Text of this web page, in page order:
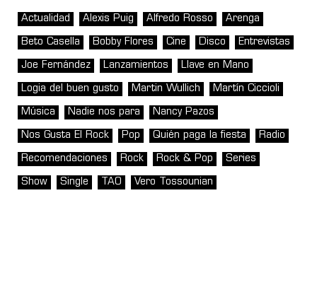
Actualidad Alexis Puig Alfredo Rosso Arenga
Beto Casella Bobby Flores Cine Disco Entrevistas
Joe Fernández Lanzamientos Llave en Mano
Logia del buen gusto Martin Wullich Martín Ciccioli
Música Nadie nos para Nancy Pazos
Nos Gusta El Rock Pop Quién paga la fiesta Radio
Recomendaciones Rock Rock & Pop Series
Show Single TAO Vero Tossounian